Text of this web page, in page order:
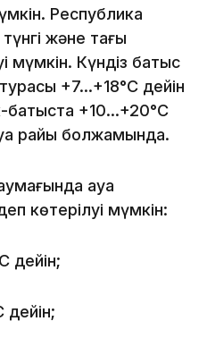
Республика
және таңғы
мүмкін. Күндіз батыс
+7…+18°С дейін
батыста +10…+20°С
райы болжамында.
ауа
көтерілуі мүмкін:
дейін;